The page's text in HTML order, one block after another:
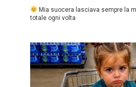
Mia suocera lasciava sempre la
totale ogni volta